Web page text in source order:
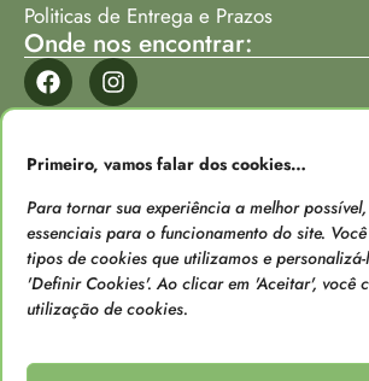
Primeiro, vamos falar dos cookies…
Para tornar sua experiência a melhor
essenciais para o funcionamento do site.
tipos de cookies que utilizamos e
'Definir Cookies'. Ao clicar em 'Aceitar', você
utilização de cookies.
Politicas de Entrega e Prazos
Onde nos encontrar:
Loja verificada